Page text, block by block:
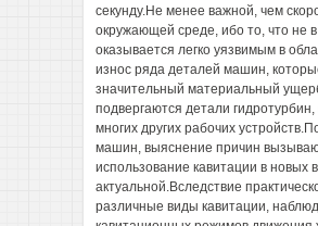
секунду.Не менее важной, чем
окружающей среде, ибо то, что не
оказывается легко уязвимым в
износ ряда деталей машин,
значительный материальный
подвергаются детали
многих других рабочих
машин, выяснение причин
использование кавитации в новых
актуальной.Вследствие
различные виды кавитации,